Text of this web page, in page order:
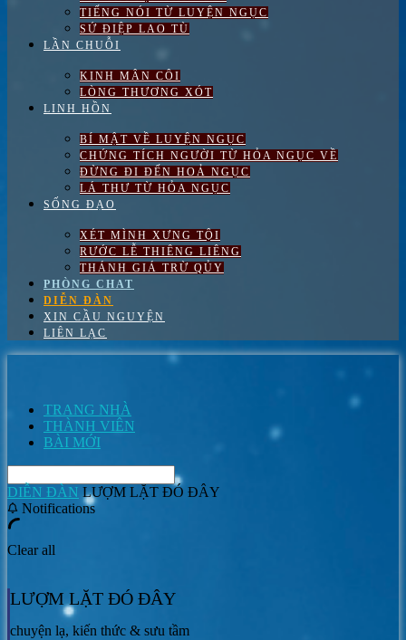
TIẾNG NÓI TỪ LUYỆN NGỤC
SỨ ĐIỆP LAO TÙ
LẦN CHUỖI
KINH MÂN CÔI
LÒNG THƯƠNG XÓT
LINH HỒN
BÍ MẬT VỀ LUYỆN NGỤC
CHỨNG TÍCH NGƯỜI TỪ HỎA NGỤC VỀ
ĐỪNG ĐI ĐẾN HOẢ NGỤC
LÁ THƯ TỪ HỎA NGỤC
SỐNG ĐẠO
XÉT MÌNH XƯNG TỘI
RƯỚC LỄ THIÊNG LIÊNG
THÁNH GIÁ TRỪ QỦY
PHÒNG CHAT
DIỄN ĐÀN
XIN CẦU NGUYỆN
LIÊN LẠC
TRANG NHÀ
THÀNH VIÊN
BÀI MỚI
DIỄN ĐÀN LƯỢM LẶT ĐÓ ĐÂY
Notifications
Clear all
LƯỢM LẶT ĐÓ ĐÂY
chuyện lạ, kiến thức & sưu tầm